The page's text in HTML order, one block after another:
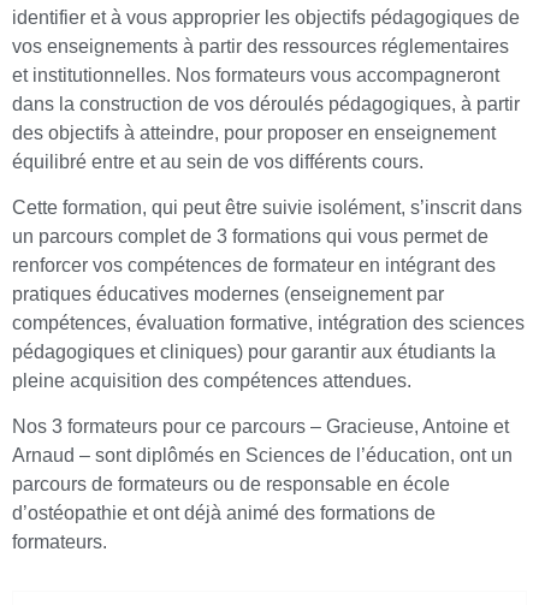
identifier et à vous approprier les objectifs pédagogiques de
vos enseignements à partir des ressources réglementaires
et institutionnelles. Nos formateurs vous accompagneront
dans la construction de vos déroulés pédagogiques, à partir
des objectifs à atteindre, pour proposer en enseignement
équilibré entre et au sein de vos différents cours.
Cette formation, qui peut être suivie isolément, s’inscrit dans
un parcours complet de 3 formations qui vous permet de
renforcer vos compétences de formateur en intégrant des
pratiques éducatives modernes (enseignement par
compétences, évaluation formative, intégration des sciences
pédagogiques et cliniques) pour garantir aux étudiants la
pleine acquisition des compétences attendues.
Nos 3 formateurs pour ce parcours – Gracieuse, Antoine et
Arnaud – sont diplômés en Sciences de l’éducation, ont un
parcours de formateurs ou de responsable en école
d’ostéopathie et ont déjà animé des formations de
formateurs.